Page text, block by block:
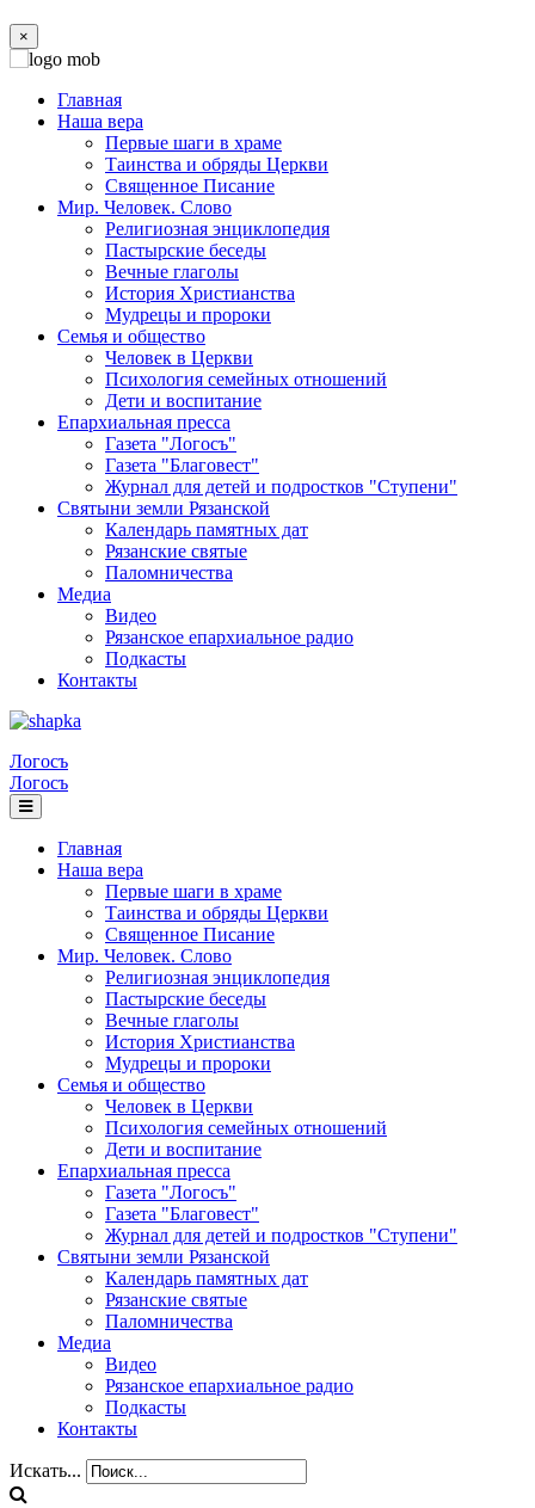
×
Главная
Наша вера
Первые шаги в храме
Таинства и обряды Церкви
Священное Писание
Мир. Человек. Слово
Религиозная энциклопедия
Пастырские беседы
Вечные глаголы
История Христианства
Мудрецы и пророки
Семья и общество
Человек в Церкви
Психология семейных отношений
Дети и воспитание
Епархиальная пресса
Газета "Логосъ"
Газета "Благовест"
Журнал для детей и подростков "Ступени"
Святыни земли Рязанской
Календарь памятных дат
Рязанские святые
Паломничества
Медиа
Видео
Рязанское епархиальное радио
Подкасты
Контакты
Логосъ
Логосъ
Главная
Наша вера
Первые шаги в храме
Таинства и обряды Церкви
Священное Писание
Мир. Человек. Слово
Религиозная энциклопедия
Пастырские беседы
Вечные глаголы
История Христианства
Мудрецы и пророки
Семья и общество
Человек в Церкви
Психология семейных отношений
Дети и воспитание
Епархиальная пресса
Газета "Логосъ"
Газета "Благовест"
Журнал для детей и подростков "Ступени"
Святыни земли Рязанской
Календарь памятных дат
Рязанские святые
Паломничества
Медиа
Видео
Рязанское епархиальное радио
Подкасты
Контакты
Искать...